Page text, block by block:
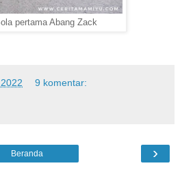
pertama Abang Zack
9 komentar:
›
Beranda